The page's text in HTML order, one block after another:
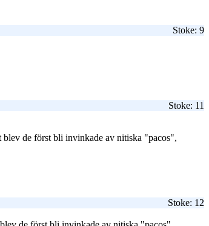
Stoke: 9
Stoke: 11
blev de först bli invinkade av nitiska "pacos",
Stoke: 12